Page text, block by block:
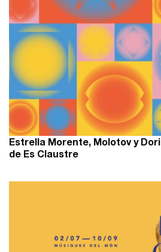
Estrella Morente, Molotov y
de Es Claustre